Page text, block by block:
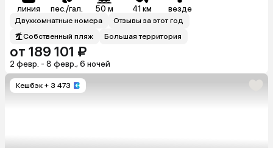
линия пес./гал. 50 м 41 км везде
Двухкомнатные номера
Отзывы за этот год
Собственный пляж
Большая территория
от 189 101 ₽
2 февр. - 8 февр., 6 ночей
Кешбэк + 3 473